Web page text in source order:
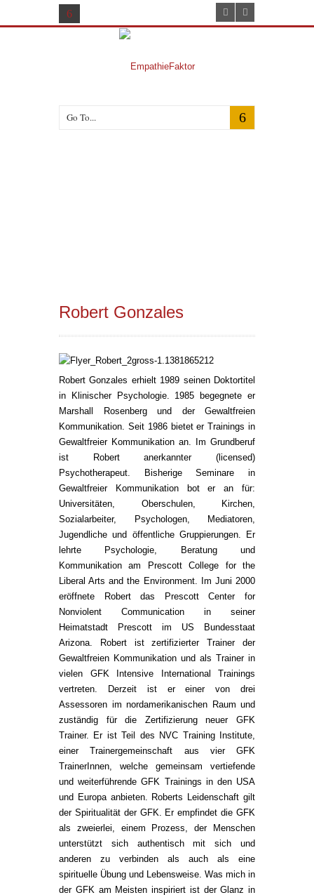
Go To...
Robert Gonzales
Robert Gonzales erhielt 1989 seinen Doktortitel
in Klinischer Psychologie. 1985 begegnete er
Marshall Rosenberg und der Gewaltfreien
Kommunikation. Seit 1986 bietet er Trainings in
Gewaltfreier Kommunikation an. Im Grundberuf
ist Robert anerkannter (licensed)
Psychotherapeut. Bisherige Seminare in
Gewaltfreier Kommunikation bot er an für:
Universitäten, Oberschulen, Kirchen,
Sozialarbeiter, Psychologen, Mediatoren,
Jugendliche und öffentliche Gruppierungen. Er
lehrte Psychologie, Beratung und
Kommunikation am Prescott College for the
Liberal Arts and the Environment. Im Juni 2000
eröffnete Robert das Prescott Center for
Nonviolent Communication in seiner
Heimatstadt Prescott im US Bundesstaat
Arizona. Robert ist zertifizierter Trainer der
Gewaltfreien Kommunikation und als Trainer in
vielen GFK Intensive International Trainings
vertreten. Derzeit ist er einer von drei
Assessoren im nordamerikanischen Raum und
zuständig für die Zertifizierung neuer GFK
Trainer. Er ist Teil des NVC Training Institute,
einer Trainergemeinschaft aus vier GFK
TrainerInnen, welche gemeinsam vertiefende
und weiterführende GFK Trainings in den USA
und Europa anbieten. Roberts Leidenschaft gilt
der Spiritualität der GFK. Er empfindet die GFK
als zweierlei, einem Prozess, der Menschen
unterstützt sich authentisch mit sich und
anderen zu verbinden als auch als eine
spirituelle Übung und Lebensweise. Was mich in
der GFK am Meisten inspiriert ist der Glanz in